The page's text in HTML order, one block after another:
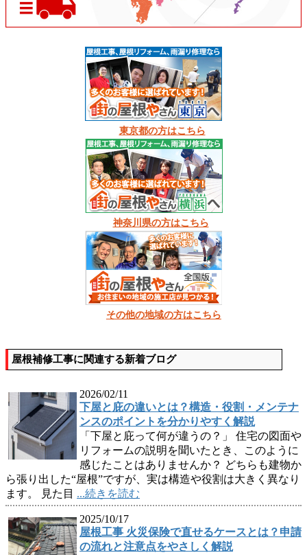
東京都の方はこちら
神奈川県の方はこちら
その他の地域の方はこちら
屋根補修工事に関連する新着ブログ
2026/02/11
下屋と庇の違いとは？構造・役割・メンテナ
ンスのポイントを分かりやすく解説
「下屋と庇って何が違うの？」 住宅の図面や
リフォームの説明を聞いたとき、このように
感じたことはありませんか？ どちらも建物か
ら張り出した“屋根”ですが、実は構造や役割は大きく異なり
ます。 見た目 ...続きを読む
2025/10/17
屋根工事 火災保険で直せるケースとは？申請
の流れと注意点をやさしく解説